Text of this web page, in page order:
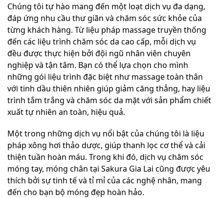
Chúng tôi tự hào mang đến một loạt dịch vụ đa dạng,
đáp ứng nhu cầu thư giãn và chăm sóc sức khỏe của
từng khách hàng. Từ liệu pháp massage truyền thống
đến các liệu trình chăm sóc da cao cấp, mỗi dịch vụ
đều được thực hiện bởi đội ngũ nhân viên chuyên
nghiệp và tận tâm. Bạn có thể lựa chọn cho mình
những gói liệu trình đặc biệt như massage toàn thân
với tinh dầu thiên nhiên giúp giảm căng thẳng, hay liệu
trình tắm trắng và chăm sóc da mặt với sản phẩm chiết
xuất tự nhiên an toàn, hiệu quả.
Một trong những dịch vụ nổi bật của chúng tôi là liệu
pháp xông hơi thảo dược, giúp thanh lọc cơ thể và cải
thiện tuần hoàn máu. Trong khi đó, dịch vụ chăm sóc
móng tay, móng chân tại Sakura Gia Lai cũng được yêu
thích bởi sự tinh tế và tỉ mỉ của các nghệ nhân, mang
đến cho bạn bộ móng đẹp hoàn hảo.